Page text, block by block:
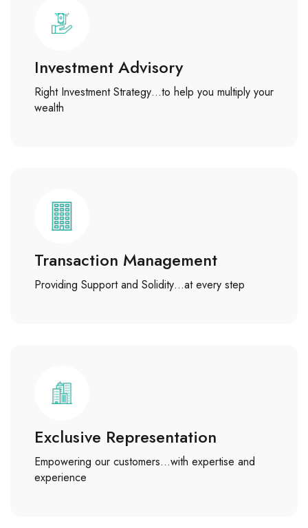
Investment Advisory
Right Investment Strategy…to help you multiply your
wealth
Transaction Management
Providing Support and Solidity…at every step
Exclusive Representation
Empowering our customers…with expertise and
experience